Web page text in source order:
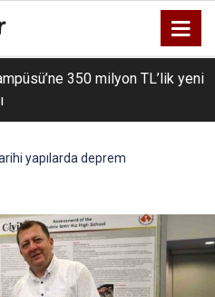
350 milyon TL’lik yeni
yapılarda deprem